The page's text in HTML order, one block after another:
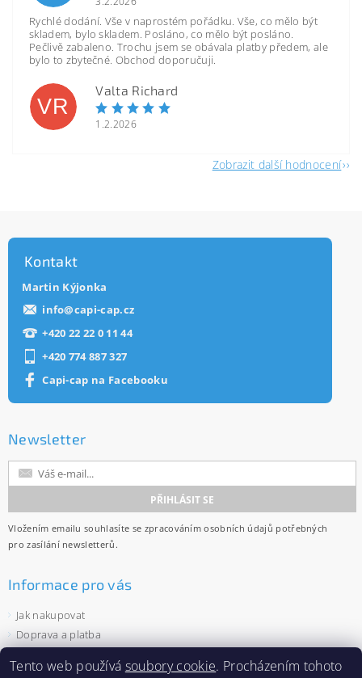
Rychlé dodání. Vše v naprostém pořádku. Vše, co mělo být
skladem, bylo skladem. Posláno, co mělo být posláno.
Pečlivě zabaleno. Trochu jsem se obávala platby předem, ale
bylo to zbytečné. Obchod doporučuji.
VR
Valta Richard
1.2.2026
Zobrazit další hodnocení
Kontakt
Martin Kýjonka
info@capi-cap.cz
+420 22 22 0 11 44
+420 774 887 327
Capi-cap na Facebooku
Newsletter
Vložením emailu souhlasíte se zpracováním osobních údajů potřebných
pro zasílání newsletterů.
Informace pro vás
Jak nakupovat
Doprava a platba
Ochrana osobních údajů
Tento web používá soubory cookie. Procházením tohoto